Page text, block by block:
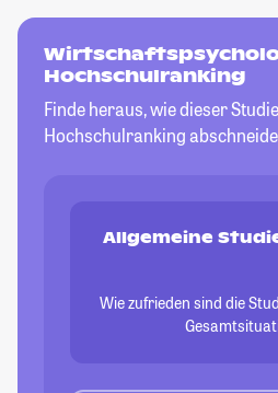
Hochschulranking
Finde heraus, wie dieser
Hochschulranking
Allgemeine
Wie zufrieden sind die